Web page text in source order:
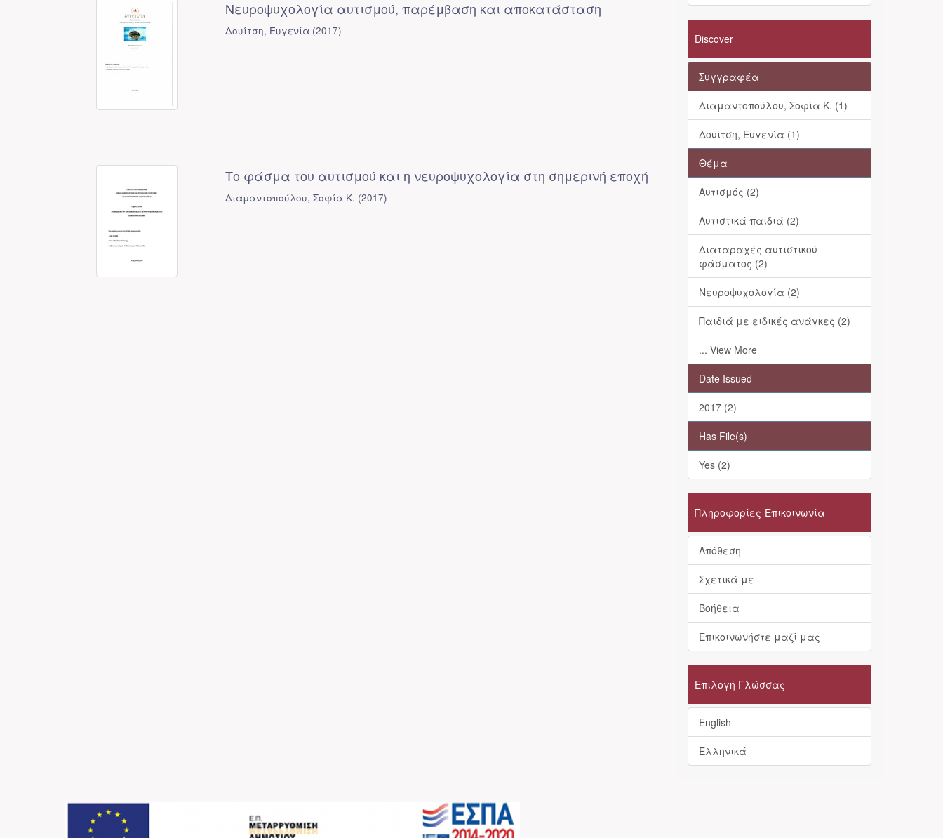
Νευροψυχολογία αυτισμού, παρέμβαση και αποκατάσταση
Δουίτση, Ευγενία (2017)
Το φάσμα του αυτισμού και η νευροψυχολογία στη σημερινή εποχή
Διαμαντοπούλου, Σοφία Κ. (2017)
Discover
Συγγραφέα
Διαμαντοπούλου, Σοφία Κ. (1)
Δουίτση, Ευγενία (1)
Θέμα
Αυτισμός (2)
Αυτιστικά παιδιά (2)
Διαταραχές αυτιστικού
φάσματος (2)
Νευροψυχολογία (2)
Παιδιά με ειδικές ανάγκες (2)
... View More
Date Issued
2017 (2)
Has File(s)
Yes (2)
Πληροφορίες-Επικοινωνία
Απόθεση
Σχετικά με
Βοήθεια
Επικοινωνήστε μαζί μας
Επιλογή Γλώσσας
English
Ελληνικά